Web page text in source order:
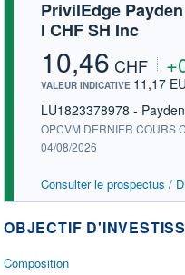
PrivilEdge
I CHF SH Inc
10,46 CHF
VALEUR INDICATIVE 11,17
LU1823378978 -
OPCVM DERNIER COURS
04/08/2026
Consulter le prospectus /
OBJECTIF
Composition